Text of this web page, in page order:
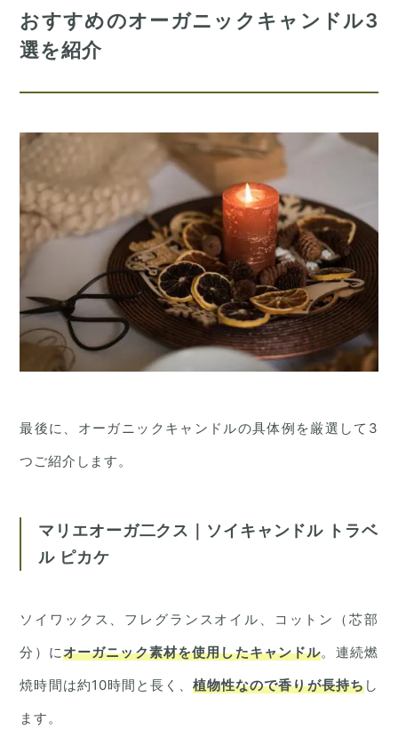
おすすめのオーガニックキャンドル3
選を紹介
最後に、オーガニックキャンドルの具体例を厳選して3
つご紹介します。
マリエオーガ二クス｜ソイキャンドル トラベ
ル ピカケ
ソイワックス、フレグランスオイル、コットン（芯部
分）にオーガニック素材を使用したキャンドル。連続燃
焼時間は約10時間と長く、 植物性なので香りが長持ちし
ます。